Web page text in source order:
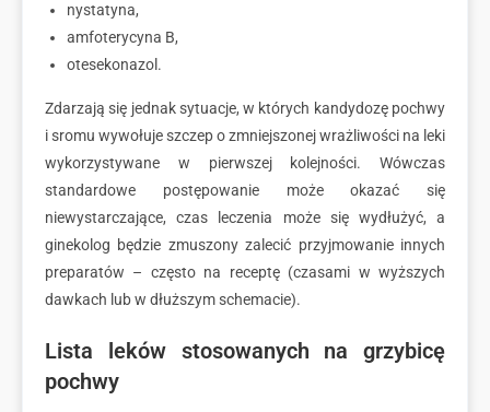
nystatyna,
amfoterycyna B,
otesekonazol.
Zdarzają się jednak sytuacje, w których kandydozę pochwy
i sromu wywołuje szczep o zmniejszonej wrażliwości na leki
wykorzystywane w pierwszej kolejności. Wówczas
standardowe postępowanie może okazać się
niewystarczające, czas leczenia może się wydłużyć, a
ginekolog będzie zmuszony zalecić przyjmowanie innych
preparatów – często na receptę (czasami w wyższych
dawkach lub w dłuższym schemacie).
Lista leków stosowanych na grzybicę
pochwy